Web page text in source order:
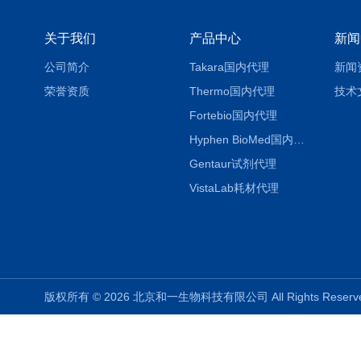
关于我们
公司简介
荣誉资质
产品中心
Takara国内代理
Thermo国内代理
Fortebio国内代理
Gentaur试剂代理
VistaLab耗材代理
新
新闻
技术
版权所有 © 2026 北京和一生物科技有限公司 All Rights